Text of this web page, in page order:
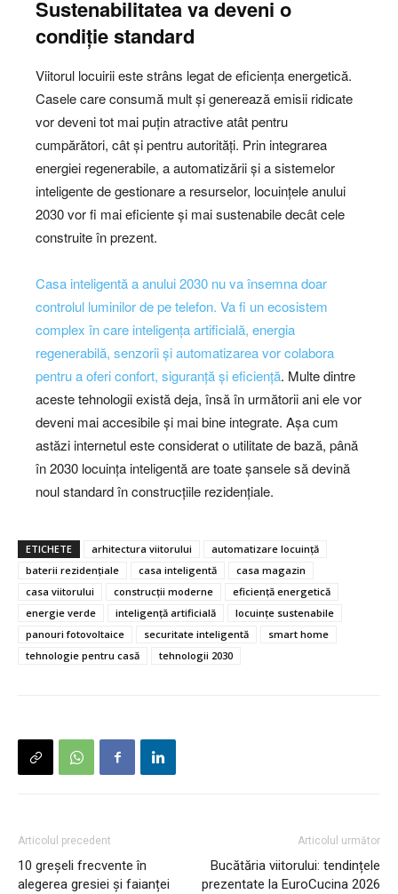
Sustenabilitatea va deveni o
condiție standard
Viitorul locuirii este strâns legat de eficiența energetică.
Casele care consumă mult și generează emisii ridicate
vor deveni tot mai puțin atractive atât pentru
cumpărători, cât și pentru autorități. Prin integrarea
energiei regenerabile, a automatizării și a sistemelor
inteligente de gestionare a resurselor, locuințele anului
2030 vor fi mai eficiente și mai sustenabile decât cele
construite în prezent.
Casa inteligentă a anului 2030 nu va însemna doar
controlul luminilor de pe telefon. Va fi un ecosistem
complex în care inteligența artificială, energia
regenerabilă, senzorii și automatizarea vor colabora
pentru a oferi confort, siguranță și eficiență. Multe dintre
aceste tehnologii există deja, însă în următorii ani ele vor
deveni mai accesibile și mai bine integrate. Așa cum
astăzi internetul este considerat o utilitate de bază, până
în 2030 locuința inteligentă are toate șansele să devină
noul standard în construcțiile rezidențiale.
ETICHETE arhitectura viitorului
automatizare locuință
baterii rezidențiale
casa inteligentă
casa magazin
casa viitorului
construcții moderne
eficiență energetică
energie verde
inteligență artificială
locuințe sustenabile
panouri fotovoltaice
securitate inteligentă
smart home
tehnologie pentru casă
tehnologii 2030
Articolul precedent
10 greșeli frecvente în
alegerea gresiei și faianței
Articolul următor
Bucătăria viitorului: tendințele
prezentate la EuroCucina 2026